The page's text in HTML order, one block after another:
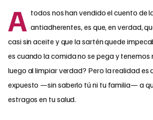
A todos nos han vendido el cuento de
antiadherentes, es que, en verdad,
casi sin aceite y que la sartén quede
es cuando la comida no se pega y
luego al limpiar verdad? Pero la realidad es
expuesto —sin saberlo tú ni tu familia— a
estragos en tu salud.